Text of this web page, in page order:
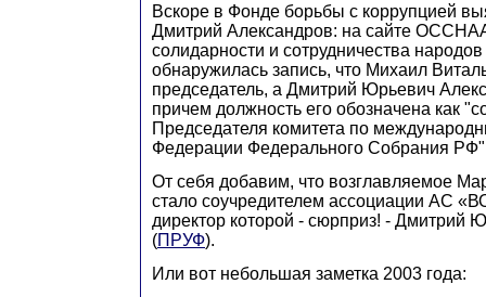
Вскоре в Фонде борьбы с коррупцией
Дмитрий Александров: на сайте
солидарности и сотрудничества
обнаружилась запись, что Михаил
председатель, а Дмитрий Юрьевич
причем должность его обозначена как
Председателя комитета по
Федерации Федерального Собрания
От себя добавим, что возглавляемое
стало соучредителем ассоциации АС
директор которой - сюрприз! - Дмитрий
(ПРУФ).
Или вот небольшая заметка 2003 года: